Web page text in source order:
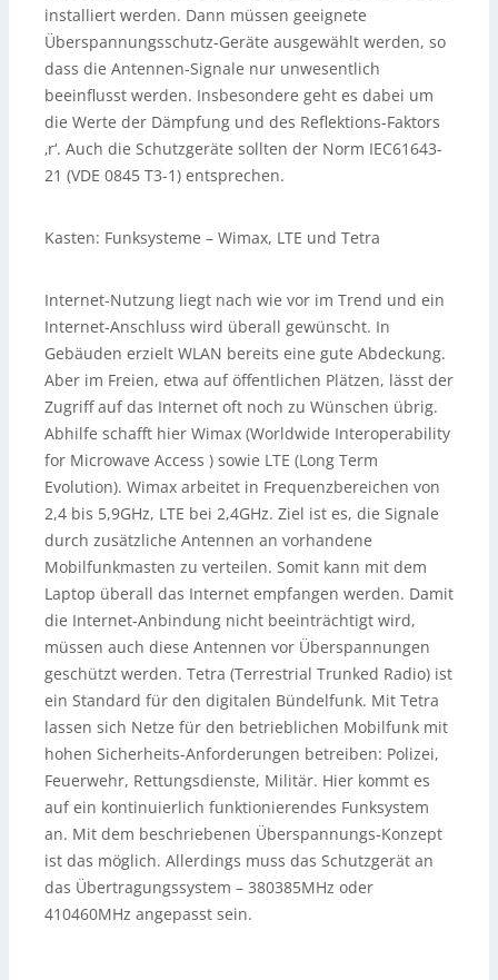
installiert werden. Dann müssen geeignete
Überspannungsschutz-Geräte ausgewählt werden, so
dass die Antennen-Signale nur unwesentlich
beeinflusst werden. Insbesondere geht es dabei um
die Werte der Dämpfung und des Reflektions-Faktors
‚r‘. Auch die Schutzgeräte sollten der Norm IEC61643-
21 (VDE 0845 T3-1) entsprechen.
Kasten: Funksysteme – Wimax, LTE und Tetra
Internet-Nutzung liegt nach wie vor im Trend und ein
Internet-Anschluss wird überall gewünscht. In
Gebäuden erzielt WLAN bereits eine gute Abdeckung.
Aber im Freien, etwa auf öffentlichen Plätzen, lässt der
Zugriff auf das Internet oft noch zu Wünschen übrig.
Abhilfe schafft hier Wimax (Worldwide Interoperability
for Microwave Access ) sowie LTE (Long Term
Evolution). Wimax arbeitet in Frequenzbereichen von
2,4 bis 5,9GHz, LTE bei 2,4GHz. Ziel ist es, die Signale
durch zusätzliche Antennen an vorhandene
Mobilfunkmasten zu verteilen. Somit kann mit dem
Laptop überall das Internet empfangen werden. Damit
die Internet-Anbindung nicht beeinträchtigt wird,
müssen auch diese Antennen vor Überspannungen
geschützt werden. Tetra (Terrestrial Trunked Radio) ist
ein Standard für den digitalen Bündelfunk. Mit Tetra
lassen sich Netze für den betrieblichen Mobilfunk mit
hohen Sicherheits-Anforderungen betreiben: Polizei,
Feuerwehr, Rettungsdienste, Militär. Hier kommt es
auf ein kontinuierlich funktionierendes Funksystem
an. Mit dem beschriebenen Überspannungs-Konzept
ist das möglich. Allerdings muss das Schutzgerät an
das Übertragungssystem – 380385MHz oder
410460MHz angepasst sein.